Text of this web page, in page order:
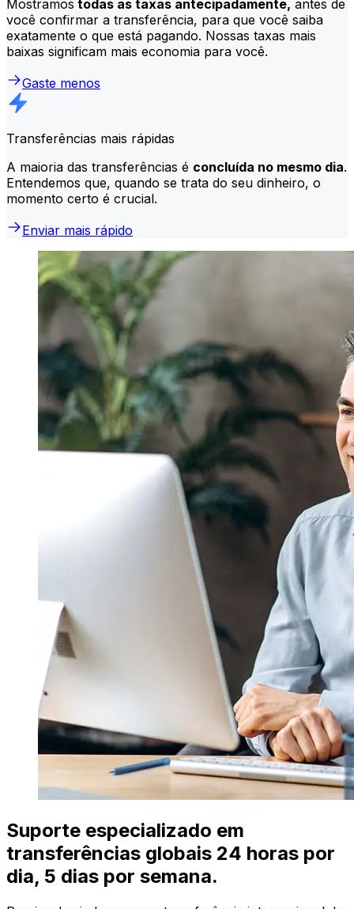
Mostramos todas as taxas antecipadamente, antes de
você confirmar a transferência, para que você saiba
exatamente o que está pagando. Nossas taxas mais
baixas significam mais economia para você.
Gaste menos
Transferências mais rápidas
A maioria das transferências é concluída no mesmo dia.
Entendemos que, quando se trata do seu dinheiro, o
momento certo é crucial.
Enviar mais rápido
Suporte especializado em
transferências globais 24 horas por
dia, 5 dias por semana.